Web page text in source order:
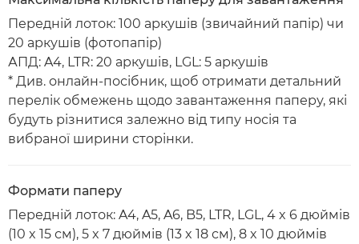
Передній лоток: 100 аркушів (звичайний папір) чи
20 аркушів (фотопапір)
АПД: A4, LTR: 20 аркушів, LGL: 5 аркушів
* Див. онлайн-посібник, щоб отримати детальний
перелік обмежень щодо завантаження паперу, які
будуть різнитися залежно від типу носія та
вибраної ширини сторінки.
Формати паперу
Передній лоток: A4, A5, A6, B5, LTR, LGL, 4 x 6 дюймів
(10 x 15 см), 5 x 7 дюймів (13 x 18 см), 8 x 10 дюймів